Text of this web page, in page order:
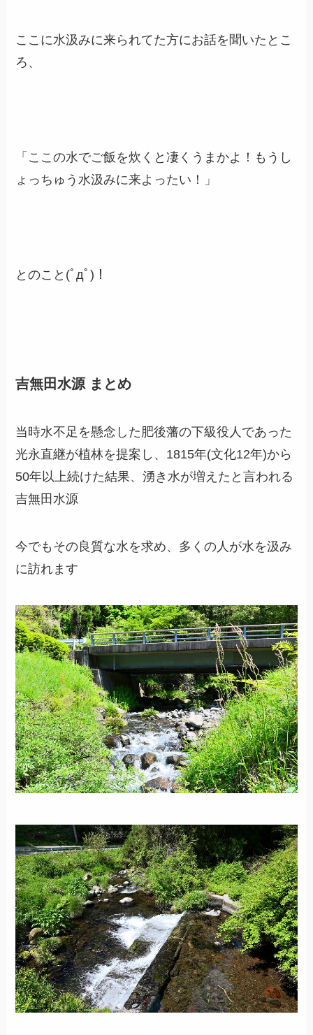
ここに水汲みに来られてた方にお話を聞いたとこ
ろ、
「ここの水でご飯を炊くと凄くうまかよ！もうし
ょっちゅう水汲みに来よったい！」
とのこと(ﾟдﾟ)！
吉無田水源 まとめ
当時水不足を懸念した肥後藩の下級役人であった
光永直継が植林を提案し、1815年(文化12年)から
50年以上続けた結果、湧き水が増えたと言われる
吉無田水源
今でもその良質な水を求め、多くの人が水を汲み
に訪れます